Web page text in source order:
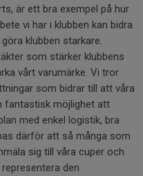
är ett bra exempel på hur
vi har i klubben kan bidra
klubben starkare.
som stärker klubbens
vårt varumärke. Vi tror
som bidrar till att våra
fantastisk möjlighet att
med enkel logistik, bra
därför att så många som
sig till våra cuper och
den